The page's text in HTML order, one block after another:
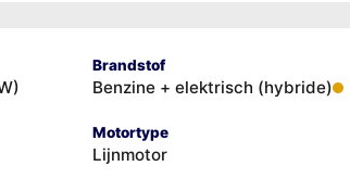
Brandstof
Benzine + elektrisch (hybride)
Motortype
Lijnmotor